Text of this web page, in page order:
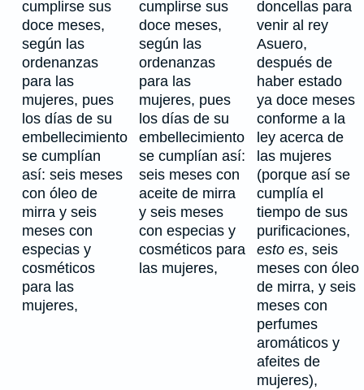
cumplirse sus
doce meses,
según las
ordenanzas
para las
mujeres, pues
los días de su
embellecimiento
se cumplían
así: seis meses
con óleo de
mirra y seis
meses con
especias y
cosméticos
para las
mujeres,
cumplirse sus
doce meses,
según las
ordenanzas
para las
mujeres, pues
los días de su
embellecimiento
se cumplían así:
seis meses con
aceite de mirra
y seis meses
con especias y
cosméticos para
las mujeres,
doncellas para
venir al rey
Asuero,
después de
haber estado
ya doce meses
conforme a la
ley acerca de
las mujeres
(porque así se
cumplía el
tiempo de sus
purificaciones,
esto es, seis
meses con óleo
de mirra, y seis
meses con
perfumes
aromáticos y
afeites de
mujeres),